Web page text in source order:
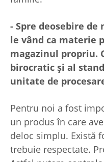
- Spre deosebire
le vând ca materie
magazinul propriu.
birocratic și al
unitate de
Pentru noi a fost
un produs în care
deloc simplu. Există
trebuie respectate.